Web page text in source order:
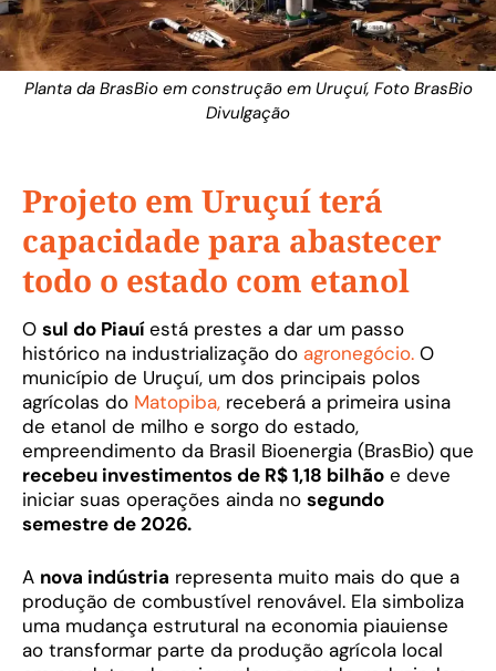
Planta da BrasBio em construção em Uruçuí, Foto BrasBio
Divulgação
Projeto em Uruçuí terá
capacidade para abastecer
todo o estado com etanol
O sul do Piauíestá prestes a dar um passo
histórico na industrialização do agronegócio. O
município de Uruçuí, um dos principais polos
agrícolas do Matopiba, receberá a primeira usina
de etanol de milho e sorgo do estado,
empreendimento da Brasil Bioenergia (BrasBio) que
recebeu investimentos de R$ 1,18 bilhão e deve
iniciar suas operações ainda no segundo
semestre de 2026.
A nova indústria representa muito mais do que a
produção de combustível renovável. Ela simboliza
uma mudança estrutural na economia piauiense
ao transformar parte da produção agrícola local